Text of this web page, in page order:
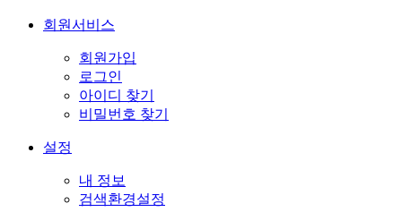
회원서비스
회원가입
로그인
아이디 찾기
비밀번호 찾기
설정
내 정보
검색환경설정